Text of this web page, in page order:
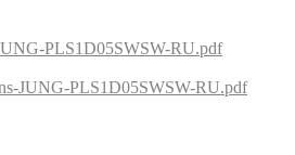
PLS1D05SWSW-RU.pdf
JUNG-PLS1D05SWSW-RU.pdf